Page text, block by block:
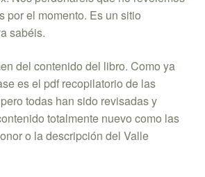
por el momento. Es un sitio
sabéis.
del contenido del libro. Como ya
es el pdf recopilatorio de las
todas han sido revisadas y
totalmente nuevo como las
o la descripción del Valle